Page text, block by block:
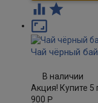
 

Чай чёрный
В наличии
Акция! Купите 5
900 Р